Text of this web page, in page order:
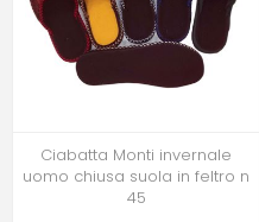
Ciabatta Monti invernale
uomo chiusa suola in feltro n
45